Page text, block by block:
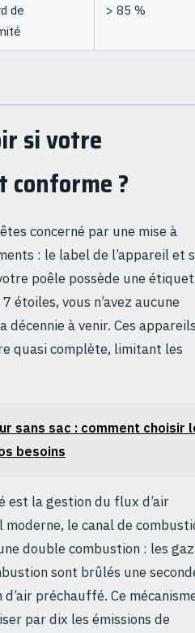
de
> 85 %
si votre
?
concerné par une mise à
: le label de l’appareil et
poêle possède une
étoiles, vous n’avez aucune
décennie à venir. Ces
quasi complète, limitant les
sans sac : comment choisir
besoins
est la gestion du flux d’air
moderne, le canal de
double combustion : les gaz
sont brûlés une
préchauffé. Ce
par dix les émissions de